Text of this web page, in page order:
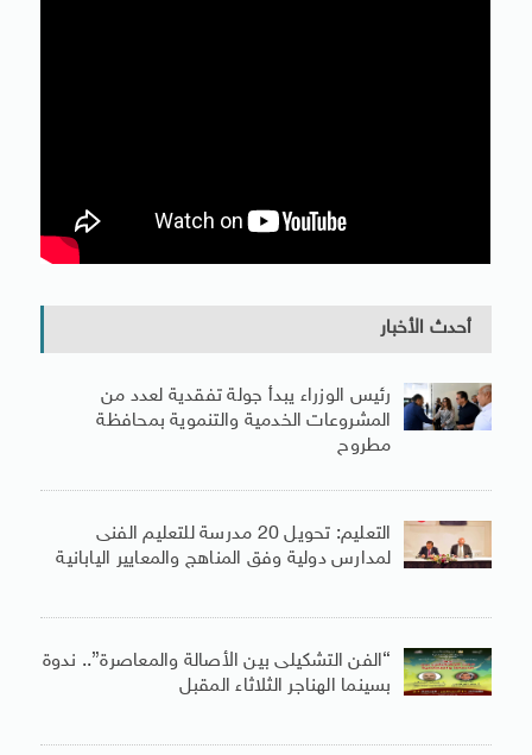
أحدث الأخبار
رئيس الوزراء يبدأ جولة تفقدية لعدد من
المشروعات الخدمية والتنموية بمحافظة
مطروح
التعليم: تحويل 20 مدرسة للتعليم الفنى
لمدارس دولية وفق المناهج والمعايير اليابانية
“الفن التشكيلى بين الأصالة والمعاصرة”.. ندوة
بسينما الهناجر الثلاثاء المقبل